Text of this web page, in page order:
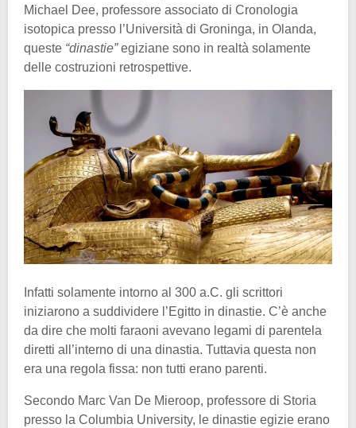
Michael Dee, professore associato di Cronologia
isotopica presso l’Università di Groninga, in Olanda,
queste “dinastie”egiziane sono in realtà solamente
delle costruzioni retrospettive.
Infatti solamente intorno al 300 a.C. gli scrittori
iniziarono a suddividere l’Egitto in dinastie. C’è anche
da dire che molti faraoni avevano legami di parentela
diretti all’interno di una dinastia. Tuttavia questa non
era una regola fissa: non tutti erano parenti.
Secondo Marc Van De Mieroop, professore di Storia
presso la Columbia University, le dinastie egizie erano